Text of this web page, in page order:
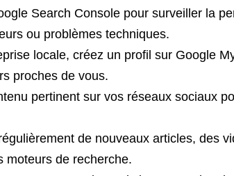
Search Console pour surveiller la
ou problèmes techniques.
locale, créez un profil sur Google
proches de vous.
pertinent sur vos réseaux sociaux
de nouveaux articles, des
moteurs de recherche.